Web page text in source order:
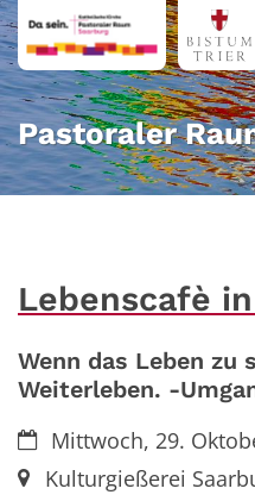
Zum Inhalt springen
Pastoraler
Lebenscafè
Wenn das Leben zu
Weiterleben. -
Datum:Mittwoch, 29.
Ort:Kulturgießerei